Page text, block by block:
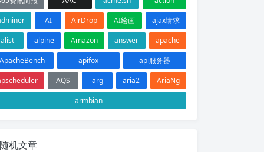
AI AirDrop AI绘画
ajax请求
alist
alpine Amazon answer
apache
apifox
api服务器
AQS arg aria2
AriaNg
armbian
随机文章